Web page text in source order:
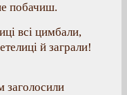
побачиш.
всі цимбали,
й заграли!
заголосили